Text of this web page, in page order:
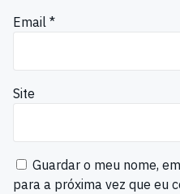
Email *
Site
Guardar o meu nome,
para a próxima vez que eu